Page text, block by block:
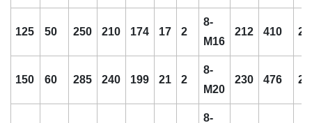
125 50 250 210 174 17 2
8-
M16
212 410
150 60 285 240 199 21 2
8-
M20
230 476
8-